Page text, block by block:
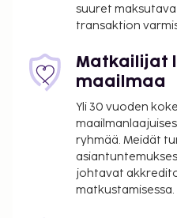
Vastaanotto on avoinna
suuret
transaktion
Matkailijat
maailmaa
Yli 30 vuoden
ryhmää. Meidät
johtavat
matkustamisessa.